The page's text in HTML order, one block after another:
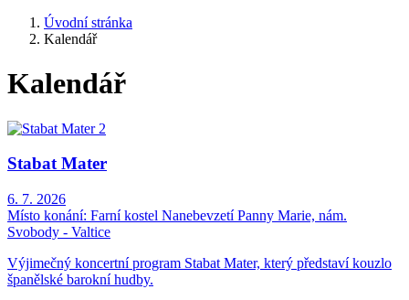
Úvodní stránka
Kalendář
Kalendář
Stabat Mater
6. 7. 2026
Místo konání: Farní kostel Nanebevzetí Panny Marie, nám.
Svobody - Valtice
Výjimečný koncertní program Stabat Mater, který představí kouzlo
španělské barokní hudby.